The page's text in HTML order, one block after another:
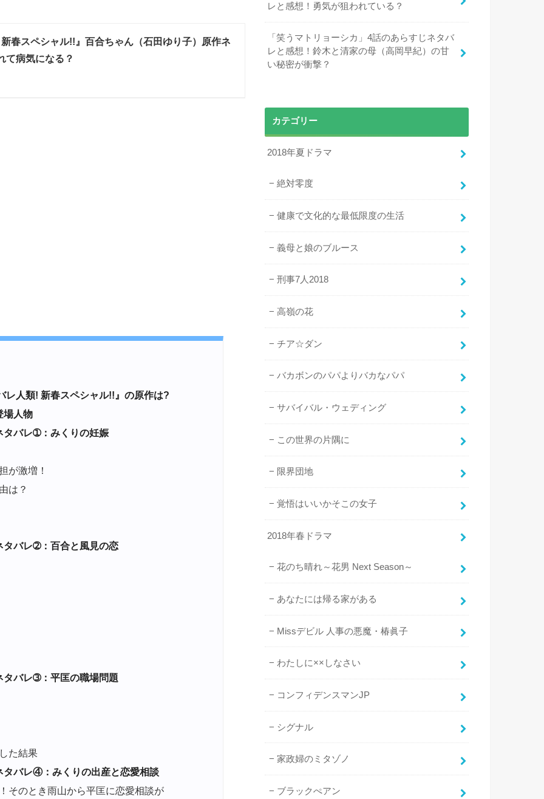
春スペシャル!!』百合ちゃん（石田ゆり子）原作ネ
て病気になる？
人類! 新春スペシャル!!』の原作は?
場人物
バレ➀：みくりの妊娠
が激増！
は？
バレ➁：百合と風見の恋
バレ➂：平匡の職場問題
た結果
バレ④：みくりの出産と恋愛相談
そのとき雨山から平匡に恋愛相談が
レと感想！勇気が狙われている？
「笑うマトリョーシカ」4話のあらすじネタバ
レと感想！鈴木と清家の母（高岡早紀）の甘
い秘密が衝撃？
カテゴリー
2018年夏ドラマ
絶対零度
健康で文化的な最低限度の生活
義母と娘のブルース
刑事7人2018
高嶺の花
チア☆ダン
バカボンのパパよりバカなパパ
サバイバル・ウェディング
この世界の片隅に
限界団地
覚悟はいいかそこの女子
2018年春ドラマ
花のち晴れ～花男 Next Season～
あなたには帰る家がある
Missデビル 人事の悪魔・椿眞子
わたしに××しなさい
コンフィデンスマンJP
シグナル
家政婦のミタゾノ
ブラックぺアン